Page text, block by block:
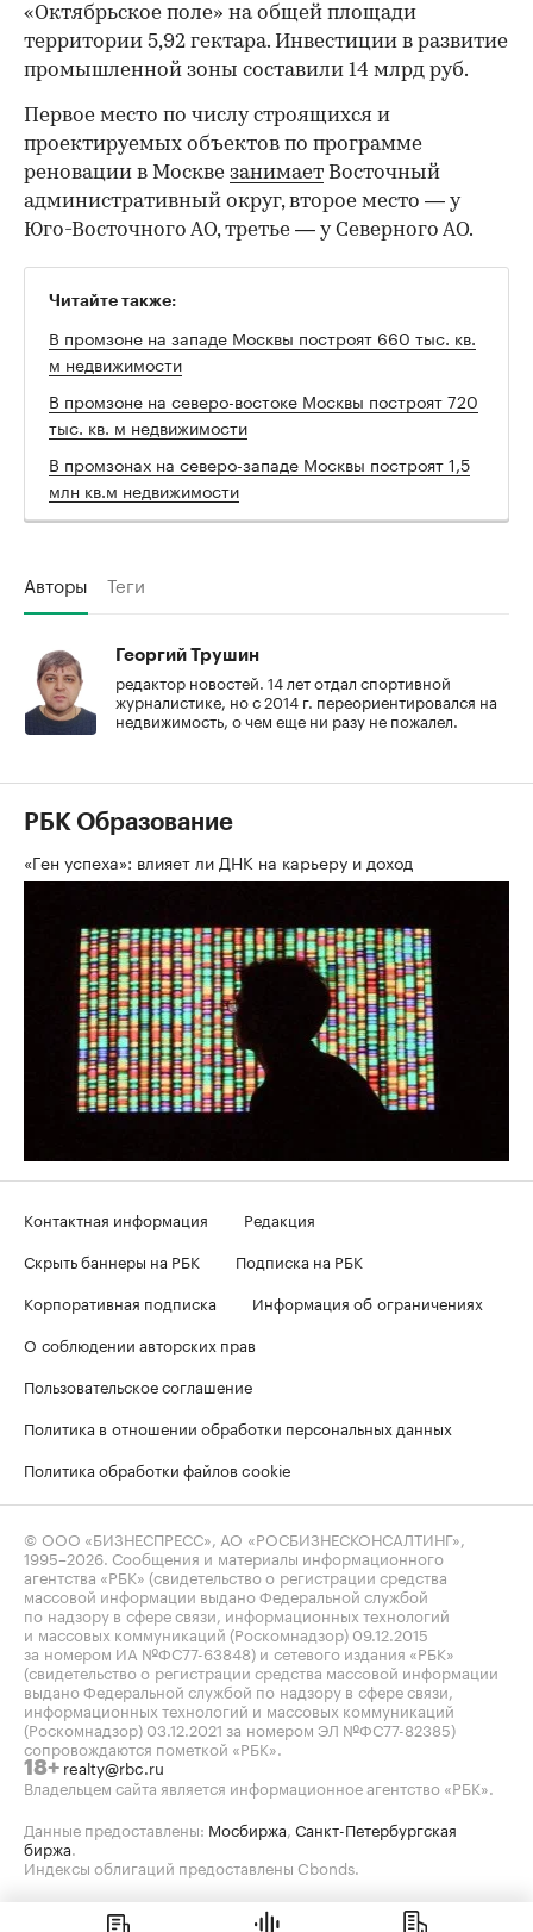
«Октябрьское поле» на общей площади
территории 5,92 гектара. Инвестиции в развитие
промышленной зоны составили 14 млрд руб.
Первое место по числу строящихся и
проектируемых объектов по программе
реновации в Москве занимает Восточный
административный округ, второе место — у
Юго-Восточного АО, третье — у Северного АО.
Читайте также:
В промзоне на западе Москвы построят 660 тыс. кв.
м недвижимости
В промзоне на северо-востоке Москвы построят 720
тыс. кв. м недвижимости
В промзонах на северо-западе Москвы построят 1,5
млн кв.м недвижимости
Авторы Теги
Георгий Трушин
редактор новостей. 14 лет отдал спортивной
журналистике, но с 2014 г. переориентировался на
недвижимость, о чем еще ни разу не пожалел.
РБК Образование
«Ген успеха»: влияет ли ДНК на карьеру и доход
Контактная информация
Редакция
Скрыть баннеры на РБК
Подписка на РБК
Корпоративная подписка
Информация об ограничениях
О соблюдении авторских прав
Пользовательское соглашение
Политика в отношении обработки персональных данных
Политика обработки файлов cookie
© ООО «БИЗНЕСПРЕСС», АО «РОСБИЗНЕСКОНСАЛТИНГ»,
1995–2026 . Сообщения и материалы информационного
агентства «РБК» (свидетельство о регистрации средства
массовой информации выдано Федеральной службой
по надзору в сфере связи, информационных технологий
и массовых коммуникаций (Роскомнадзор) 09.12.2015
за номером ИА №ФС77-63848) и сетевого издания «РБК»
(свидетельство о регистрации средства массовой информации
выдано Федеральной службой по надзору в сфере связи,
информационных технологий и массовых коммуникаций
(Роскомнадзор) 03.12.2021 за номером ЭЛ №ФС77-82385)
сопровождаются пометкой «РБК».
18+ realty@rbc.ru
Владельцем сайта является информационное агентство «РБК».
Данные предоставлены: Мосбиржа Санкт-Петербургская
биржа
Индексы облигаций предоставлены Cbonds.